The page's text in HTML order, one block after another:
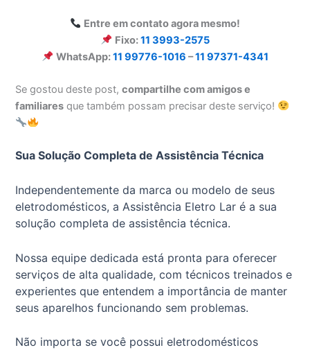
Entre em contato agora mesmo!
Fixo:11 3993-2575
WhatsApp:11 99776-1016 –11 97371-4341
Se gostou deste post,compartilhe com amigos e
familiares que também possam precisar deste serviço!
Sua Solução Completa de Assistência Técnica
Independentemente da marca ou modelo de seus
eletrodomésticos, a Assistência Eletro Lar é a sua
solução completa de assistência técnica.
Nossa equipe dedicada está pronta para oferecer
serviços de alta qualidade, com técnicos treinados e
experientes que entendem a importância de manter
seus aparelhos funcionando sem problemas.
Não importa se você possui eletrodomésticos